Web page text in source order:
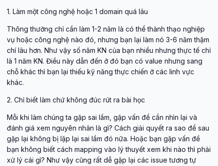
1. Làm một công nghệ hoặc 1 domain quá lâu
Thông thường chỉ cần làm 1-2 năm là có thể thành thạo nghiệp
vụ hoặc công nghệ nào đó, nhưng bạn lại làm nó 3-6 năm thậm
chí lâu hơn. Như vậy số năm KN của bạn nhiều nhưng thực tế chỉ
là 1 năm KN. Điều này dẫn đến ở đó bạn có value nhưng sang
chỗ khác thì bạn lại thiếu kỹ năng thực chiến ở các linh vực
khác.
2. Chỉ biết làm chứ không đúc rút ra bài học
Mỗi khi làm chúng ta gặp sai lầm, gặp vấn đề cần nhìn lại và
đánh giá xem nguyên nhân là gì? Cách giải quyết ra sao để sau
gặp lại không bị lặp lại sai lầm đó nữa. Hoặc bạn gặp vấn đề
bạn không biết cách mapping vào lý thuyết xem khi nào thì phải
xử lý cái gì? Như vậy cũng rất dễ gặp lại các issue tương tự